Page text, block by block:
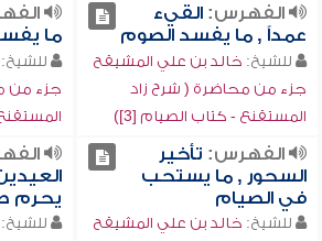
الفهرس:القيء
عمداً , ما يفسد الصوم
للشيخ: خالد بن علي المشيقح
جزء من محاضرة ( شرح زاد
المستقنع - كتاب الصيام [3])
ما
للشيخ:
جزء من
الفهرس: تأخير
السحور , ما يستحب
في الصيام
للشيخ: خالد بن علي المشيقح
يحرم
للشيخ: